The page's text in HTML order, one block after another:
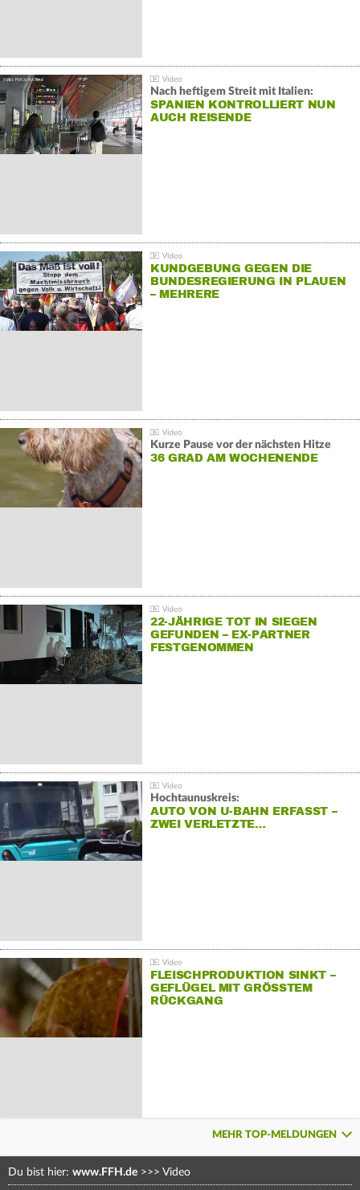
Nach heftigem Streit mit Italien:
SPANIEN KONTROLLIERT NUN
AUCH REISENDE
KUNDGEBUNG GEGEN DIE
BUNDESREGIERUNG IN PLAUEN
– MEHRERE
Kurze Pause vor der nächsten Hitze
36 GRAD AM WOCHENENDE
22-JÄHRIGE TOT IN SIEGEN
GEFUNDEN – EX-PARTNER
FESTGENOMMEN
Hochtaunuskreis:
AUTO VON U-BAHN ERFASST –
ZWEI VERLETZTE…
FLEISCHPRODUKTION SINKT –
GEFLÜGEL MIT GRÖSSTEM R
ÜCKGANG
MEHR TOP-MELDUNGEN
Du bist hier: www.FFH.de >>> Video